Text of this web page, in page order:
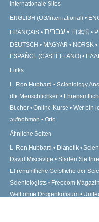
Internationale Sites
ENGLISH (US/International)
FRANÇAIS עברית 日本語
DEUTSCH
MAGYAR NORSK
ESPAÑOL (CASTELLANO)
Links
L. Ron Hubbard Scientology
die Menschlichkeit
Bücher
Online-Kurse Wer bin
aufnehmen
Orte
Ähnliche Seiten
L. Ron Hubbard Dianetik
David Miscavige
Starten Sie
Ehrenamtliche Geistliche der
Scientologists
Freedom
Welt ohne Drogenkonsum